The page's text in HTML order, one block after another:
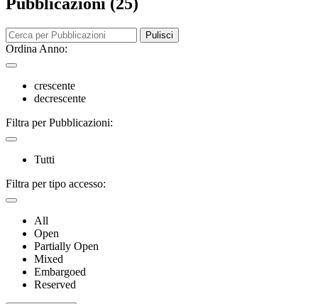
Pubblicazioni (25)
Pulisci
Ordina Anno:
crescente
decrescente
Filtra per Pubblicazioni:
Tutti
Filtra per tipo accesso:
All
Open
Partially Open
Mixed
Embargoed
Reserved